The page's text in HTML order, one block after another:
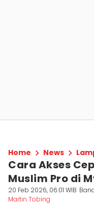
Home News
Cara Akses
Muslim Pro di
20 Feb 2026, 06:01 WIB
Martin Tobing